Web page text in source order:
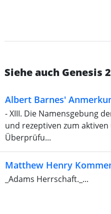
Siehe auch Genesis
Albert Barnes'
- XIII. Die Namensgebung
und rezeptiven zum
Überprüfu...
Matthew Henry
_Adams Herrschaft._...